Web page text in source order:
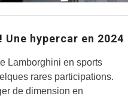
Une hypercar en 2024
Lamborghini en sports
rares participations.
de dimension en